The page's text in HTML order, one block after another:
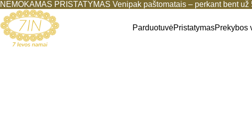
Eiti
prie
turinio
NEMOKAMAS PRISTATYMAS Venipak paštomatais – perkant bent už
ParduotuvėPristatymasPrekybos